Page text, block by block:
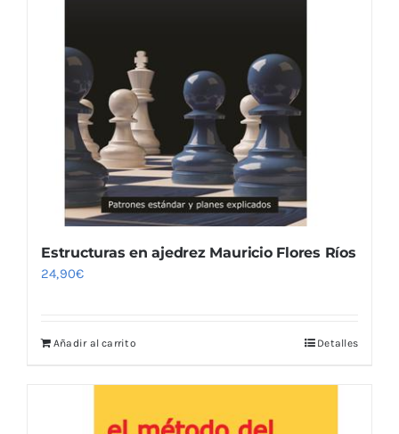
Estructuras en ajedrez Mauricio Flores Ríos
24,90€
Añadir al carrito Detalles